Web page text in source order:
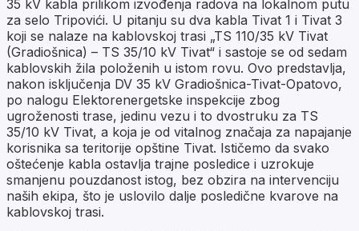
35 kV kabla prilikom izvođenja radova na lokalnom putu
za selo Tripovići. U pitanju su dva kabla Tivat 1 i Tivat 3
koji se nalaze na kablovskoj trasi „TS 110/35 kV Tivat
(Gradiošnica) – TS 35/10 kV Tivat“ i sastoje se od sedam
kablovskih žila položenih u istom rovu. Ovo predstavlja,
nakon isključenja DV 35 kV Gradiošnica-Tivat-Opatovo,
po nalogu Elektorenergetske inspekcije zbog
ugroženosti trase, jedinu vezu i to dvostruku za TS
35/10 kV Tivat, a koja je od vitalnog značaja za napajanje
korisnika sa teritorije opštine Tivat. Ističemo da svako
oštećenje kabla ostavlja trajne posledice i uzrokuje
smanjenu pouzdanost istog, bez obzira na intervenciju
naših ekipa, što je uslovilo dalje posledične kvarove na
kablovskoj trasi.